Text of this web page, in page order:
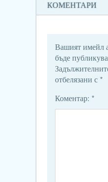
КОМЕНТАРИ
Вашият имейл
бъде
отбелязани с *
Коментар: *